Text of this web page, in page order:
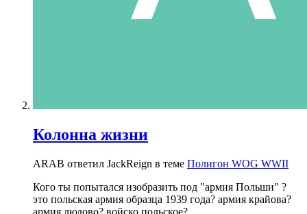
Колонна жизни
ARAB ответил JackReign в теме Полигон WOG WWII
Кого ты попытался изобразить под "армия Польши" ?
это польская армия образца 1939 года? армия крайова?
армия людово? войско польское?